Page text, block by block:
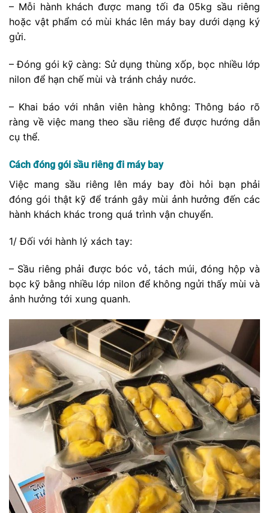
– Mỗi hành khách được mang tối đa 05kg sầu riêng
hoặc vật phẩm có mùi khác lên máy bay dưới dạng ký
gửi.
– Đóng gói kỹ càng: Sử dụng thùng xốp, bọc nhiều lớp
nilon để hạn chế mùi và tránh chảy nước.
– Khai báo với nhân viên hàng không: Thông báo rõ
ràng về việc mang theo sầu riêng để được hướng dẫn
cụ thể.
Cách đóng gói sầu riêng đi máy bay
Việc mang sầu riêng lên máy bay đòi hỏi bạn phải
đóng gói thật kỹ để tránh gây mùi ảnh hưởng đến các
hành khách khác trong quá trình vận chuyển.
1/ Đối với hành lý xách tay:
– Sầu riêng phải được bóc vỏ, tách múi, đóng hộp và
bọc kỹ bằng nhiều lớp nilon để không ngửi thấy mùi và
ảnh hưởng tới xung quanh.